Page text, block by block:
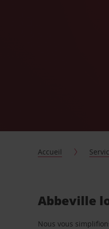
Accueil
Abbeville
Nous vous